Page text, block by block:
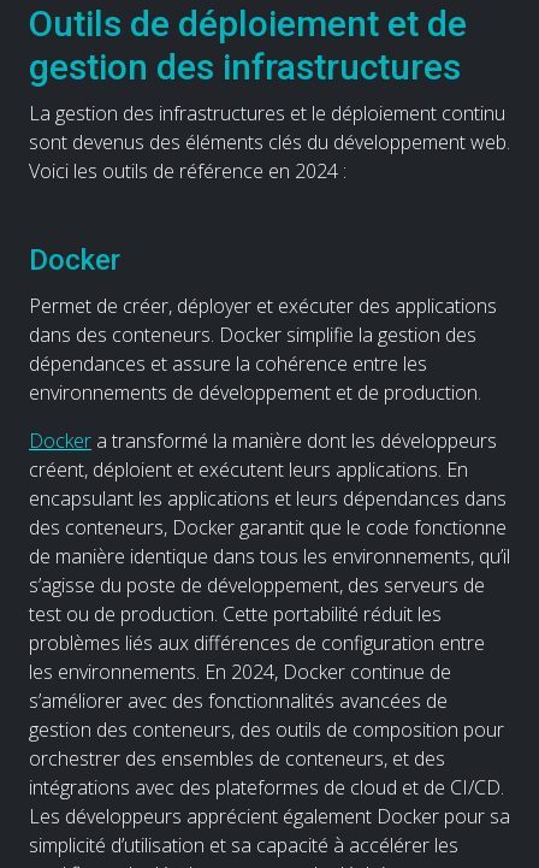
Outils de déploiement et de
gestion des infrastructures
La gestion des infrastructures et le déploiement continu
sont devenus des éléments clés du développement web.
Voici les outils de référence en 2024 :
Docker
Permet de créer, déployer et exécuter des applications
dans des conteneurs. Docker simplifie la gestion des
dépendances et assure la cohérence entre les
environnements de développement et de production.
Docker a transformé la manière dont les développeurs
créent, déploient et exécutent leurs applications. En
encapsulant les applications et leurs dépendances dans
des conteneurs, Docker garantit que le code fonctionne
de manière identique dans tous les environnements, qu’il
s’agisse du poste de développement, des serveurs de
test ou de production. Cette portabilité réduit les
problèmes liés aux différences de configuration entre
les environnements. En 2024, Docker continue de
s’améliorer avec des fonctionnalités avancées de
gestion des conteneurs, des outils de composition pour
orchestrer des ensembles de conteneurs, et des
intégrations avec des plateformes de cloud et de CI/CD.
Les développeurs apprécient également Docker pour sa
simplicité d’utilisation et sa capacité à accélérer les